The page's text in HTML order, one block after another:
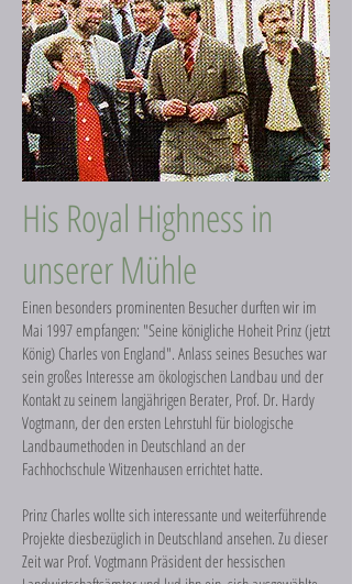
His Royal Highness in
unserer Mühle
Einen besonders prominenten Besucher durften wir im
Mai 1997 empfangen: "Seine königliche Hoheit Prinz (jetzt
König) Charles von England". Anlass seines Besuches war
sein großes Interesse am ökologischen Landbau und der
Kontakt zu seinem langjährigen Berater, Prof. Dr. Hardy
Vogtmann, der den ersten Lehrstuhl für biologische
Landbaumethoden in Deutschland an der
Fachhochschule Witzenhausen errichtet hatte.
Prinz Charles wollte sich interessante und weiterführende
Projekte diesbezüglich in Deutschland ansehen. Zu dieser
Zeit war Prof. Vogtmann Präsident der hessischen